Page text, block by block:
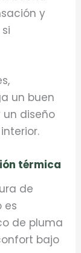
y
un buen
un diseño
térmica
de
es
de pluma
bajo